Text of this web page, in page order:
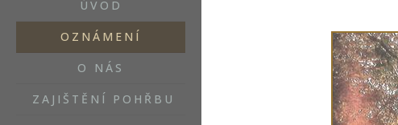
ÚVOD
OZNÁMENÍ
O NÁS
ZAJIŠTĚNÍ POHŘBU